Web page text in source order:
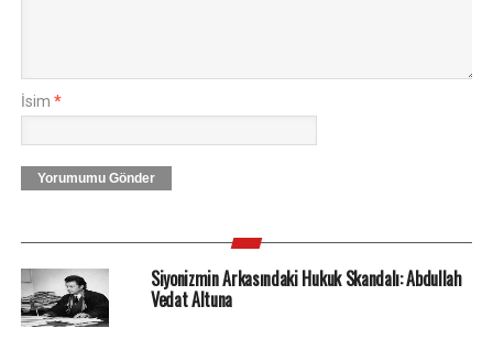
İsim *
Yorumumu Gönder
Siyonizmin Arkasındaki Hukuk Skandalı: Abdullah
Vedat Altuna